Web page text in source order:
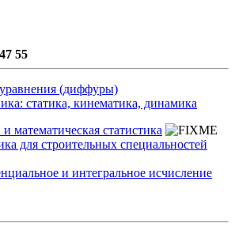
55
(диффуры)
статика, кинематика, динамика
математическая статистика
для строительных специальностей
и интегральное исчисление